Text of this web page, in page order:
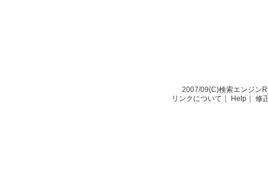
2007/09(C)検索エンジン
リンクについて
Help｜ 修